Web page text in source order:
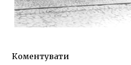
ЖИТОМИР МИХАЙЛІВСЬКА
Коментувати